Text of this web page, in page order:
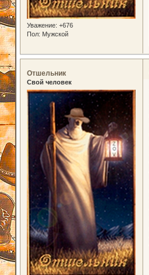
Уважение: +676
Пол: Мужской
Отшельник
Свой человек